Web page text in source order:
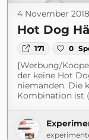
4 November 2018
Hot Dog
171 0
{Werbung/
der keine Hot
niemanden. Die
Kombination ist